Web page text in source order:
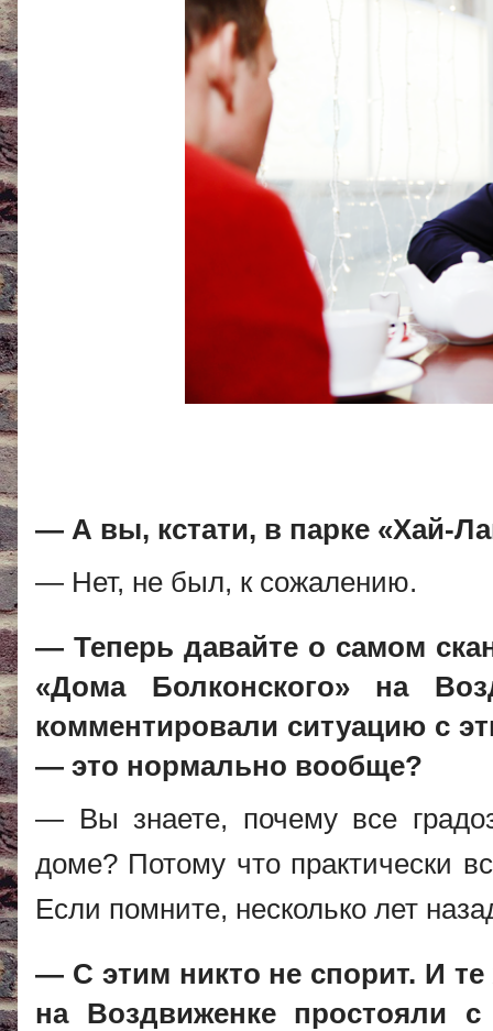
— А вы, кстати, в парке «Хай-
— Нет, не был, к сожалению.
— Теперь давайте о самом
«Дома Болконского» на
комментировали ситуацию с
— это нормально вообще?
— Вы знаете, почему все
доме? Потому что практически
Если помните, несколько лет
— С этим никто не спорит. И
на Воздвиженке простояли